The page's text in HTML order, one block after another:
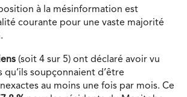
à la mésinformation est
courante pour une vaste majorité
(soit 4 sur 5) ont déclaré avoir vu
soupçonnaient d’être
au moins une fois par mois. Ce